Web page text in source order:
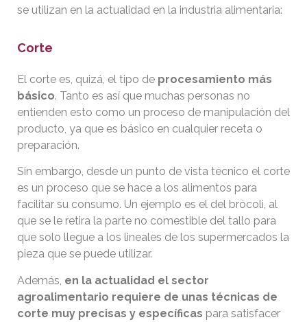
se utilizan en la actualidad en la industria alimentaria:
Corte
El corte es, quizá, el tipo de procesamiento más
básico. Tanto es así que muchas personas no
entienden esto como un proceso de manipulación del
producto, ya que es básico en cualquier receta o
preparación.
Sin embargo, desde un punto de vista técnico el corte
es un proceso que se hace a los alimentos para
facilitar su consumo. Un ejemplo es el del brócoli, al
que se le retira la parte no comestible del tallo para
que solo llegue a los lineales de los supermercados la
pieza que se puede utilizar.
Además, en la actualidad el sector
agroalimentario requiere de unas técnicas de
corte muy precisas y específicas para satisfacer